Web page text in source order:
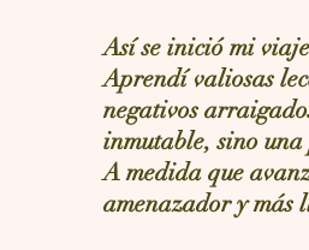
Así se inició mi
Aprendí valiosas
negativos
inmutable, sino
A medida que
amenazador y más